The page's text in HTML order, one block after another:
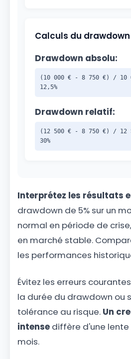
Calculs du drawdown
Drawdown absolu:
(10 000 € - 8 750 €) / 10
12,5%
Drawdown relatif:
(12 500 € - 8 750 €) / 12
30%
Interprétez les résultats
drawdown de 5% sur un
normal en période de
en marché stable.
les performances
Évitez les erreurs
la durée du drawdown ou
tolérance au risque. Un
intense diffère d'une lente
mois.